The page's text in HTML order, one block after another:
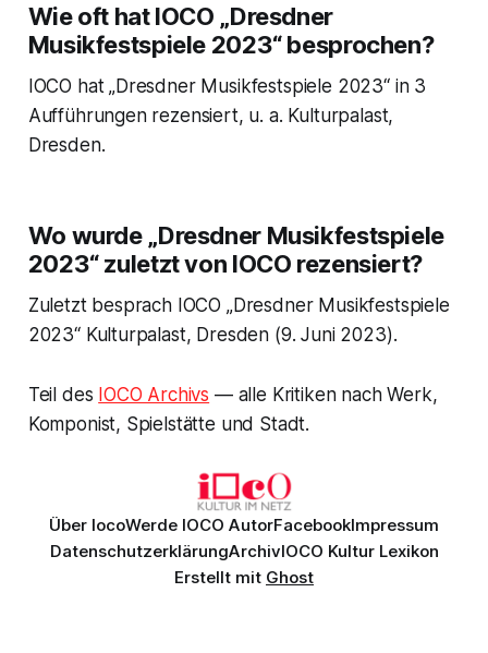
Wie oft hat IOCO „Dresdner
Musikfestspiele 2023“ besprochen?
IOCO hat „Dresdner Musikfestspiele 2023“ in 3
Aufführungen rezensiert, u. a. Kulturpalast,
Dresden.
Wo wurde „Dresdner Musikfestspiele
2023“ zuletzt von IOCO rezensiert?
Zuletzt besprach IOCO „Dresdner Musikfestspiele
2023“ Kulturpalast, Dresden (9. Juni 2023).
Teil des IOCO Archivs — alle Kritiken nach Werk,
Komponist, Spielstätte und Stadt.
Über IocoWerde IOCO AutorFacebookImpressum
DatenschutzerklärungArchivIOCO Kultur Lexikon
Erstellt mit Ghost